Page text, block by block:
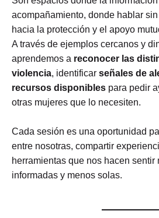
acompañamiento, donde hablar
hacia la protección y el apoyo
A través de ejemplos cercanos y
aprendemos a reconocer las
violencia, identificar señales de
recursos disponibles para pedir
otras mujeres que lo necesiten.
Cada sesión es una oportunidad
entre nosotras, compartir
herramientas que nos hacen sentir
informadas y menos solas.